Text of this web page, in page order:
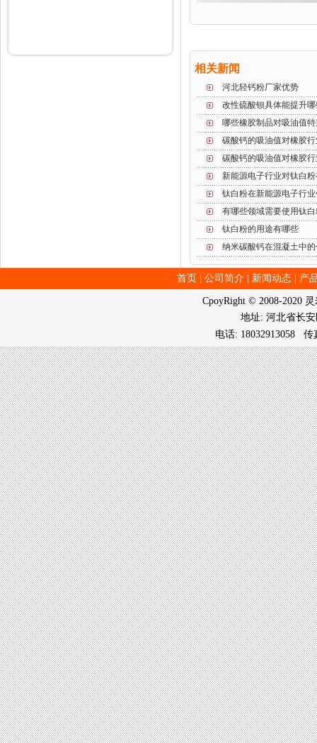
相关新闻
河北轻钙粉厂家优势
改性硫酸钡具体能提升
哪些橡胶制品对吸油值
碳酸钙的吸油值对橡胶
碳酸钙的吸油值对橡胶
新能源电子行业对钛白
钛白粉在新能源电子行
有哪些领域需要使用钛
钛白粉的用途有哪些
纳米碳酸钙在混凝土中
首页 公司简介| 新闻动态| 产
CpoyRight © 2008-2020
地址: 河北省长
电话: 18032913058